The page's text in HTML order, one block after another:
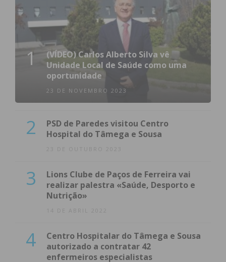
1
(VÍDEO) Carlos Alberto Silva vê
Unidade Local de Saúde como uma
oportunidade
23 DE NOVEMBRO 2023
2
PSD de Paredes visitou Centro
Hospital do Tâmega e Sousa
23 DE OUTUBRO 2023
3
Lions Clube de Paços de Ferreira vai
realizar palestra «Saúde, Desporto e
Nutrição»
14 DE ABRIL 2022
4
Centro Hospitalar do Tâmega e Sousa
autorizado a contratar 42
enfermeiros especialistas